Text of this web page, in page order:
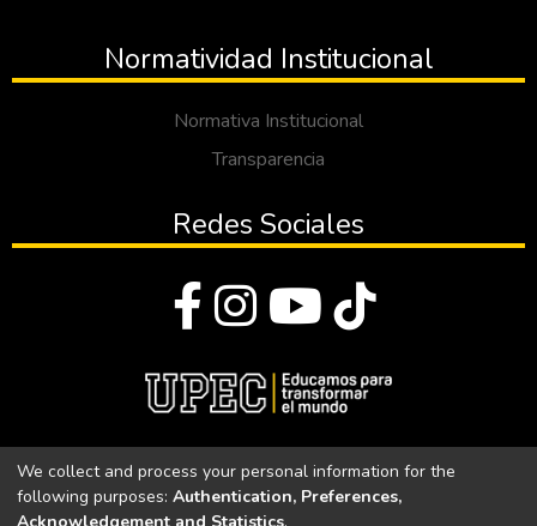
Normatividad Institucional
Normativa Institucional
Transparencia
Redes Sociales
Universidad Politécnica Estatal del Carchi
We collect and process your personal information for the
following purposes: Authentication, Preferences,